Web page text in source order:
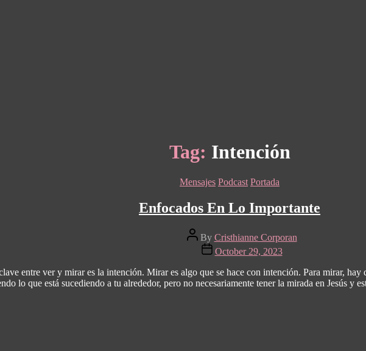
Tag: Intención
Categories
Mensajes Podcast Portada
Enfocados En Lo Importante
Post
author
By Cristhianne Corporan
Post
date
October 29, 2023
entre ver y mirar es la intención. Mirar es algo que se hace con intención. Para mirar,
lo que está sucediendo a tu alrededor, pero no necesariamente tener la mirada en Jesús y